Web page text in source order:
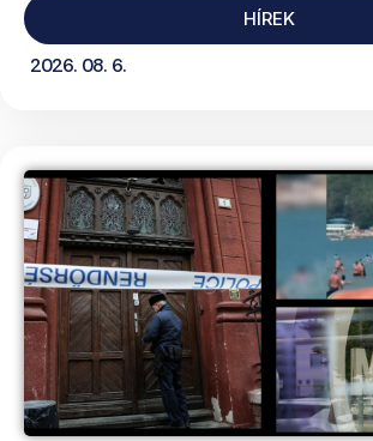
HÍREK
2026. 08. 6.